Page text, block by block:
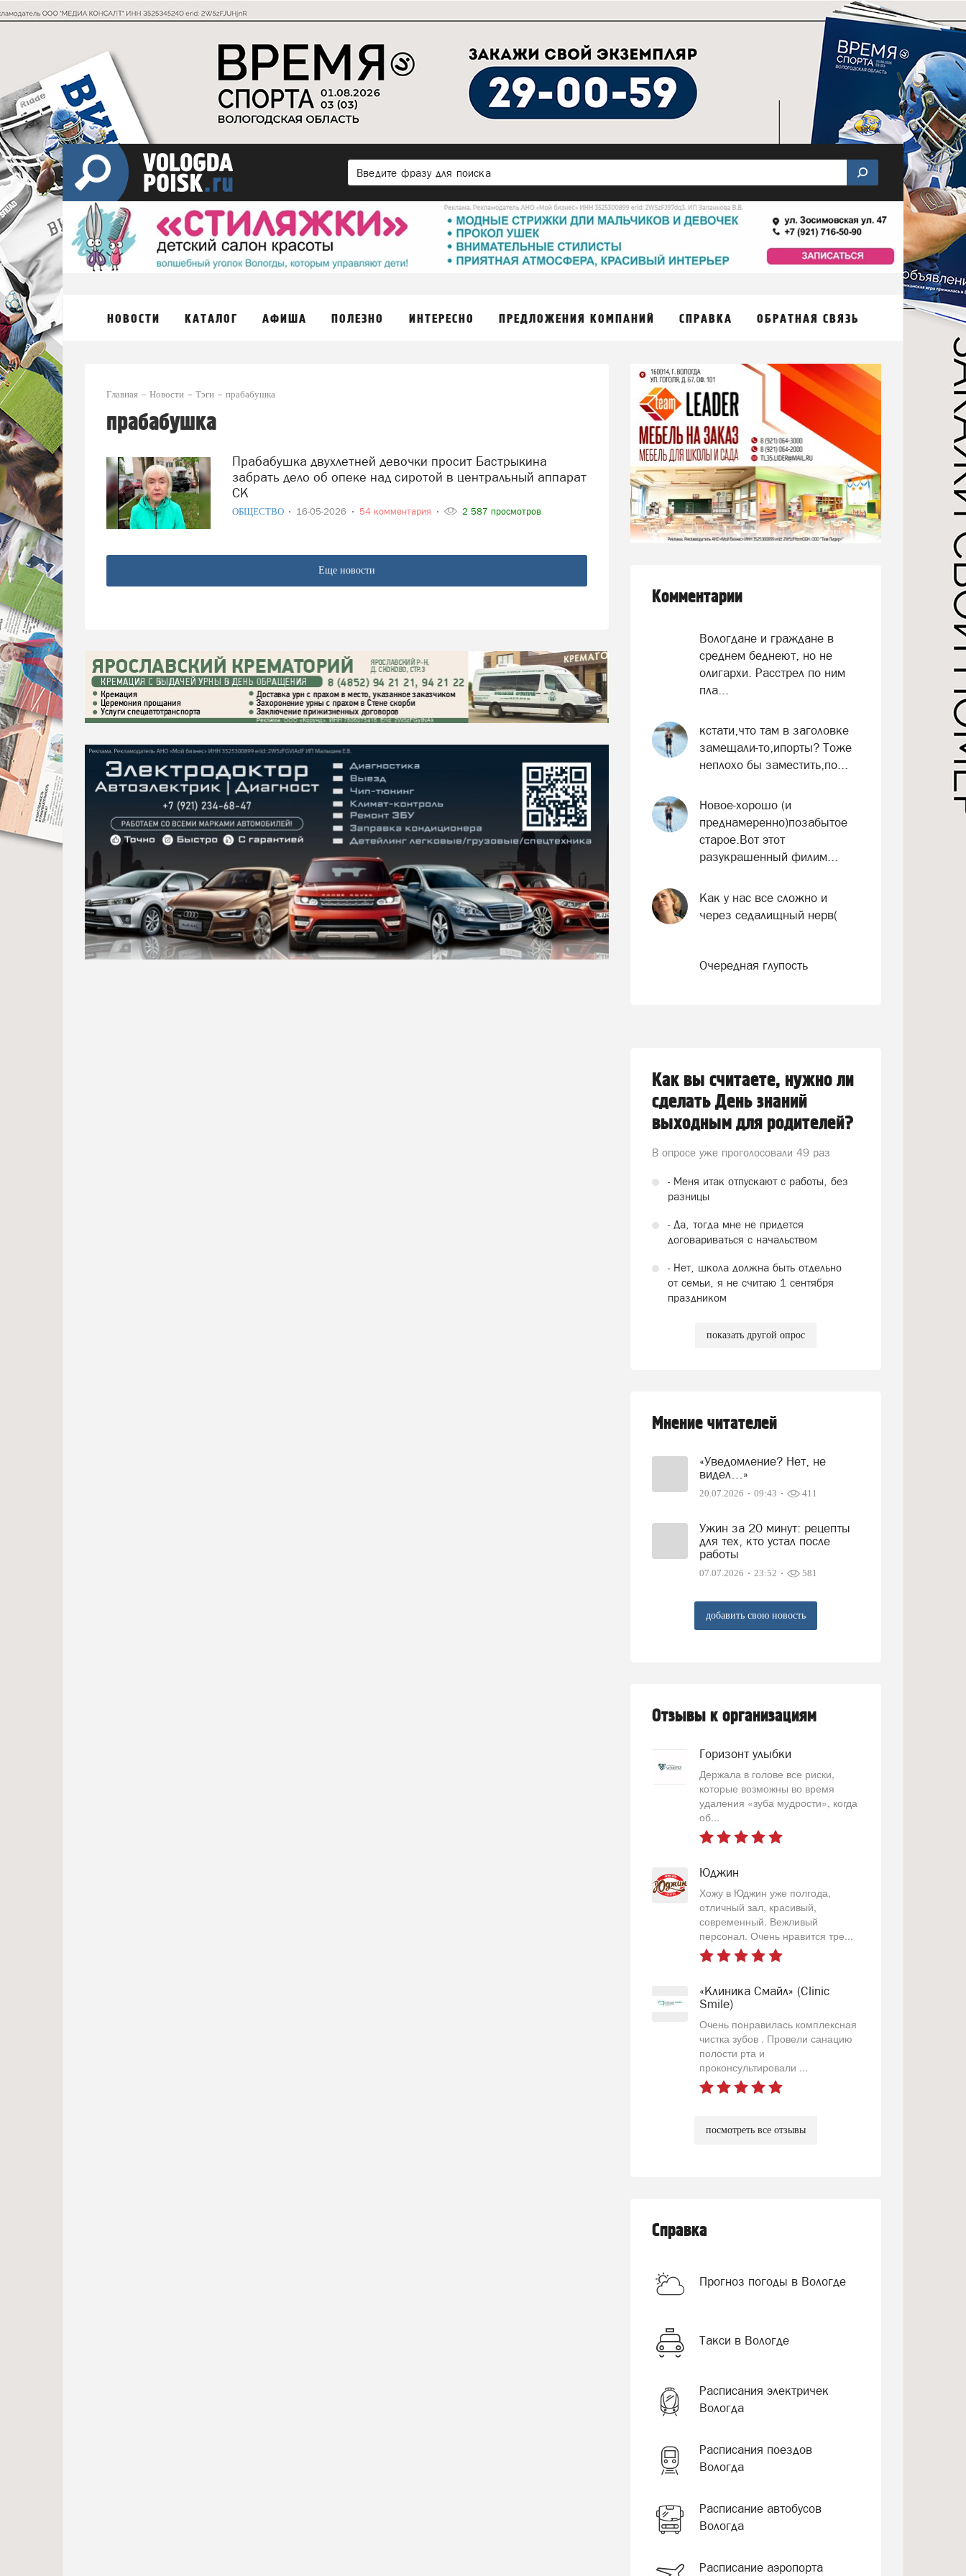
НОВОСТИ КАТАЛОГ АФИША ПОЛЕЗНО ИНТЕРЕСНО ПРЕДЛОЖЕНИЯ КОМПАНИЙ СПРАВКА ОБРАТНАЯ СВЯЗЬ
Главная Новости Тэги прабабушка
прабабушка
Прабабушка двухлетней девочки просит Бастрыкина
забрать дело об опеке над сиротой в центральный аппарат
СК
ОБЩЕСТВО 16-05-2026 54 комментария 2 587 просмотров
Еще новости
Комментарии
Вологдане и граждане в
среднем беднеют, но не
олигархи. Расстрел по ним
пла...
кстати,что там в заголовке
замещали-то,ипорты? Тоже
неплохо бы заместить,по...
Новое-хорошо (и
преднамеренно)позабытое
старое.Вот этот
разукрашенный филим...
Как у нас все сложно и
через седалищный нерв(
Очередная глупость
Как вы считаете, нужно ли
сделать День знаний
выходным для родителей?
В опросе уже проголосовали 49 раз
- Меня итак отпускают с работы, без
разницы
- Да, тогда мне не придется
договариваться с начальством
- Нет, школа должна быть отдельно
от семьи, я не считаю 1 сентября
праздником
показать другой опрос
Мнение читателей
«Уведомление? Нет, не
видел…»
20.07.2026 09:43 411
Ужин за 20 минут: рецепты
для тех, кто устал после
работы
07.07.2026 23:52 581
добавить свою новость
Отзывы к организациям
Горизонт улыбки
Держала в голове все риски,
которые возможны во время
удаления «зуба мудрости», когда
об...
Юджин
Хожу в Юджин уже полгода,
отличный зал, красивый,
современный. Вежливый
персонал. Очень нравится тре...
«Клиника Смайл» (Clinic
Smile)
Очень понравилась комплексная
чистка зубов . Провели санацию
полости рта и
проконсультировали ...
посмотреть все отзывы
Справка
Прогноз погоды в Вологде
Такси в Вологде
Расписания электричек
Вологда
Расписания поездов
Вологда
Расписание автобусов
Вологда
Расписание аэропорта